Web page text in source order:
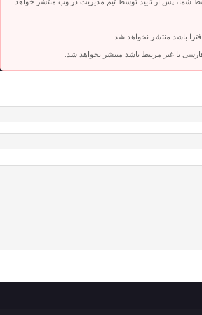
باشد منتشر نخواهد شد.
فارسی یا غیر مرتبط باشد منتشر نخواهد شد.